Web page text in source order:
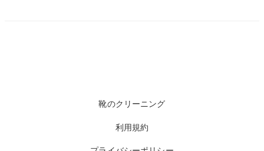
靴のクリーニング
利用規約